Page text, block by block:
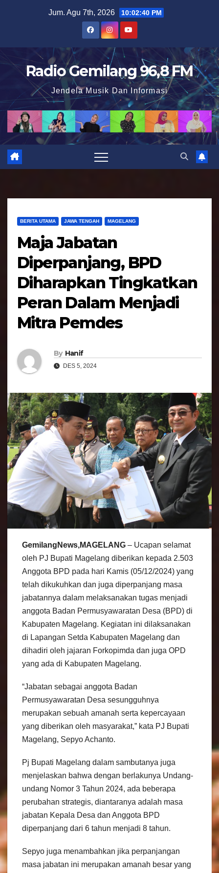
t
o
n
Jum. Agu 7th, 2026 10:02:41 PM
Radio Gemilang 96,8 FM
Jendela Musik Dan Informasi
BERITA UTAMA JAWA TENGAH MAGELANG
Maja Jabatan
Diperpanjang, BPD
Diharapkan Tingkatkan
Peran Dalam Menjadi
Mitra Pemdes
By Hanif
DES 5, 2024
GemilangNews,MAGELANG – Ucapan selamat
oleh PJ Bupati Magelang diberikan kepada 2.503
Anggota BPD pada hari Kamis (05/12/2024) yang
telah dikukuhkan dan juga diperpanjang masa
jabatannya dalam melaksanakan tugas menjadi
anggota Badan Permusyawaratan Desa (BPD) di
Kabupaten Magelang. Kegiatan ini dilaksanakan
di Lapangan Setda Kabupaten Magelang dan
dihadiri oleh jajaran Forkopimda dan juga OPD
yang ada di Kabupaten Magelang.
“Jabatan sebagai anggota Badan
Permusyawaratan Desa sesungguhnya
merupakan sebuah amanah serta kepercayaan
yang diberikan oleh masyarakat,” kata PJ Bupati
Magelang, Sepyo Achanto.
Pj Bupati Magelang dalam sambutanya juga
menjelaskan bahwa dengan berlakunya Undang-
undang Nomor 3 Tahun 2024, ada beberapa
perubahan strategis, diantaranya adalah masa
jabatan Kepala Desa dan Anggota BPD
diperpanjang dari 6 tahun menjadi 8 tahun.
Sepyo juga menambahkan jika perpanjangan
masa jabatan ini merupakan amanah besar yang